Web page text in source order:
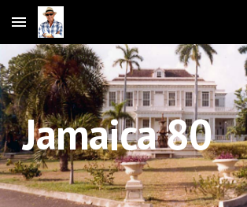
Skip to main content
Jamaica 80